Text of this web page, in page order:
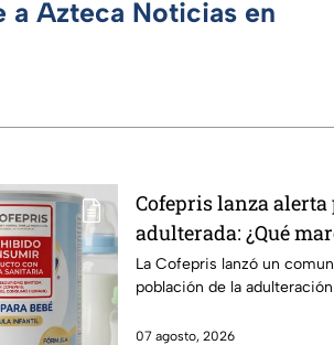
a Azteca Noticias en
Cofepris lanza alerta
adulterada: ¿Qué
identificarla?
La Cofepris lanzó un
población de la
07 agosto, 2026